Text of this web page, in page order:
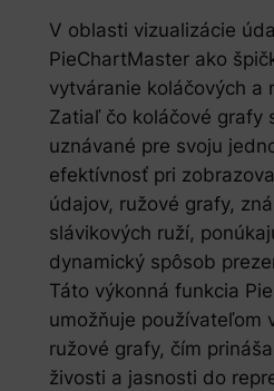
V oblasti vizualizácie
PieChartMaster ako
vytváranie koláčových a
Zatiaľ čo koláčové grafy
uznávané pre svoju
efektívnosť pri
údajov, ružové grafy,
slávikových ruží,
dynamický spôsob
Táto výkonná funkcia
umožňuje používateľom
ružové grafy, čím
živosti a jasnosti do